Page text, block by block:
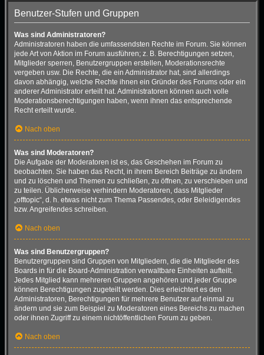
Benutzer-Stufen und Gruppen
Was sind Administratoren?
Administratoren haben die umfassendsten Rechte im Forum. Sie können
jede Art von Aktion im Forum ausführen; z. B. Berechtigungen setzen,
Mitglieder sperren, Benutzergruppen erstellen, Moderationsrechte
vergeben usw. Die Rechte, die ein Administrator hat, sind allerdings
davon abhängig, welche Rechte ihnen ein Gründer des Forums oder ein
anderer Administrator erteilt hat. Administratoren können auch volle
Moderationsberechtigungen haben, wenn ihnen das entsprechende
Recht erteilt wurde.
Nach oben
Was sind Moderatoren?
Die Aufgabe der Moderatoren ist es, das Geschehen im Forum zu
beobachten. Sie haben das Recht, in ihrem Bereich Beiträge zu ändern
und zu löschen und Themen zu schließen, zu öffnen, zu verschieben und
zu teilen. Üblicherweise verhindern Moderatoren, dass Mitglieder
„offtopic“, d. h. etwas nicht zum Thema Passendes, oder Beleidigendes
bzw. Angreifendes schreiben.
Nach oben
Was sind Benutzergruppen?
Benutzergruppen sind Gruppen von Mitgliedern, die die Mitglieder des
Boards in für die Board-Administration verwaltbare Einheiten aufteilt.
Jedes Mitglied kann mehreren Gruppen angehören und jeder Gruppe
können Berechtigungen zugeteilt werden. Dies erleichtert es den
Administratoren, Berechtigungen für mehrere Benutzer auf einmal zu
ändern und sie zum Beispiel zu Moderatoren eines Bereichs zu machen
oder ihnen Zugriff zu einem nichtöffentlichen Forum zu geben.
Nach oben